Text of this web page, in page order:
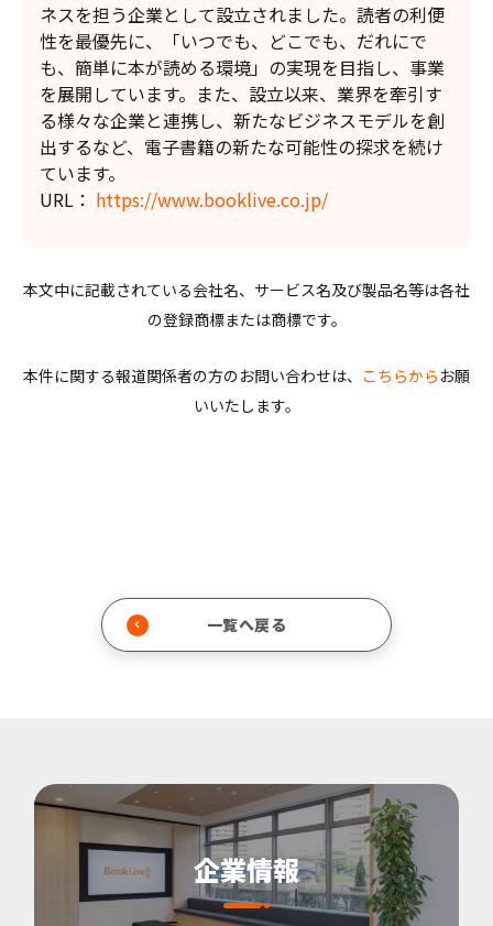
ネスを担う企業として設立されました。読者の利便
性を最優先に、「いつでも、どこでも、だれにで
も、簡単に本が読める環境」の実現を目指し、事業
を展開しています。また、設立以来、業界を牽引す
る様々な企業と連携し、新たなビジネスモデルを創
出するなど、電子書籍の新たな可能性の探求を続け
ています。
URL： https://www.booklive.co.jp/
本文中に記載されている会社名、サービス名及び製品名等は各社
の登録商標または商標です。
本件に関する報道関係者の方のお問い合わせは、 こちらから お願
いいたします。
一覧へ戻る
企業情報